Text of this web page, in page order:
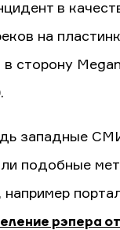
в
на
сторону
западные
подобные
например
рэпера